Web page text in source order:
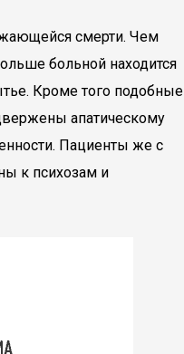
смерти. Чем
больной находится
Кроме того подобные
апатическому
Пациенты же с
к психозам и